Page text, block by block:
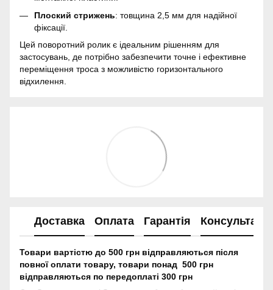
Плоский стрижень: товщина 2,5 мм для надійної
фіксації.
Цей поворотний ролик є ідеальним рішенням для
застосувань, де потрібно забезпечити точне і ефективне
переміщення троса з можливістю горизонтального
відхилення.
Доставка Оплата Гарантія Консультація
Товари вартістю до 500 грн відправляються після
повної оплати товару, товари понад 500 грн
відправляються по передоплаті 300 грн